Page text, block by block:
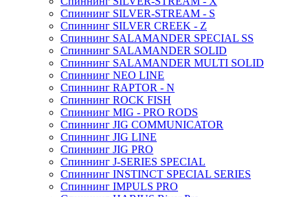
Спиннинг SILVER-STREAM - S
Спиннинг SILVER CREEK - Z
Спиннинг SALAMANDER SPECIAL SS
Спиннинг SALAMANDER SOLID
Спиннинг SALAMANDER MULTI SOLID
Спиннинг NEO LINE
Спиннинг RAPTOR - N
Спиннинг ROCK FISH
Спиннинг MIG - PRO RODS
Спиннинг JIG COMMUNICATOR
Спиннинг JIG LINE
Спиннинг JIG PRO
Спиннинг J-SERIES SPECIAL
Спиннинг INSTINCT SPECIAL SERIES
Спиннинг IMPULS PRO